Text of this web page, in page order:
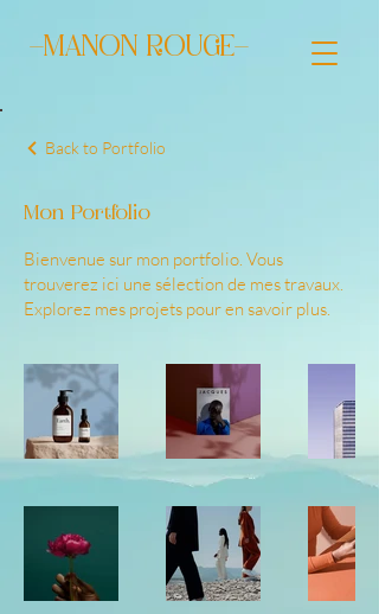
-MANON ROUGE-
Back to Portfolio
Mon Portfolio
Bienvenue sur mon portfolio. Vous
trouverez ici une sélection de mes travaux.
Explorez mes projets pour en savoir plus.